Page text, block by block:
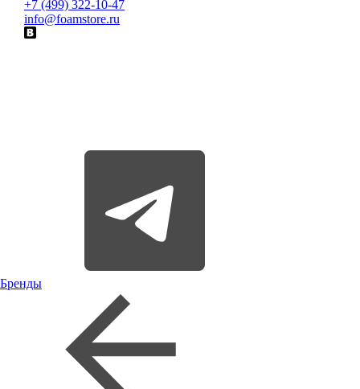
+7 (499) 322-10-47
info@foamstore.ru
Бренды